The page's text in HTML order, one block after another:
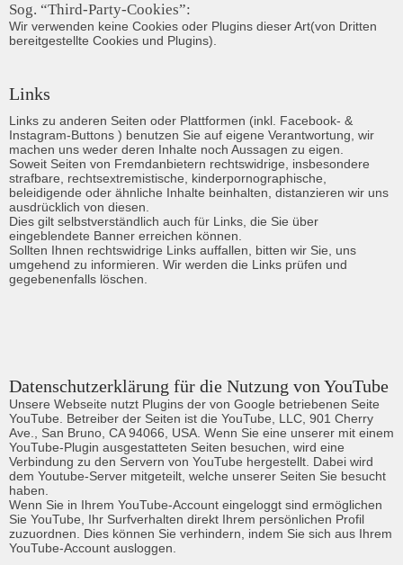
Sog. “Third-Party-Cookies”:
Wir verwenden keine Cookies oder Plugins dieser Art(von Dritten
bereitgestellte Cookies und Plugins).
Links
Links zu anderen Seiten oder Plattformen (inkl. Facebook- &
Instagram-Buttons ) benutzen Sie auf eigene Verantwortung, wir
machen uns weder deren Inhalte noch Aussagen zu eigen.
Soweit Seiten von Fremdanbietern rechtswidrige, insbesondere
strafbare, rechtsextremistische, kinderpornographische,
beleidigende oder ähnliche Inhalte beinhalten, distanzieren wir uns
ausdrücklich von diesen.
Dies gilt selbstverständlich auch für Links, die Sie über
eingeblendete Banner erreichen können.
Sollten Ihnen rechtswidrige Links auffallen, bitten wir Sie, uns
umgehend zu informieren. Wir werden die Links prüfen und
gegebenenfalls löschen.
Datenschutzerklärung für die Nutzung von YouTube
Unsere Webseite nutzt Plugins der von Google betriebenen Seite
YouTube. Betreiber der Seiten ist die YouTube, LLC, 901 Cherry
Ave., San Bruno, CA 94066, USA. Wenn Sie eine unserer mit einem
YouTube-Plugin ausgestatteten Seiten besuchen, wird eine
Verbindung zu den Servern von YouTube hergestellt. Dabei wird
dem Youtube-Server mitgeteilt, welche unserer Seiten Sie besucht
haben.
Wenn Sie in Ihrem YouTube-Account eingeloggt sind ermöglichen
Sie YouTube, Ihr Surfverhalten direkt Ihrem persönlichen Profil
zuzuordnen. Dies können Sie verhindern, indem Sie sich aus Ihrem
YouTube-Account ausloggen.